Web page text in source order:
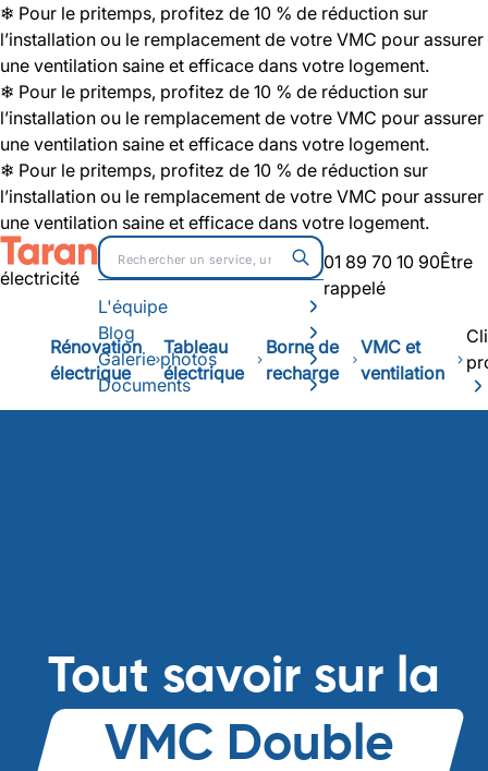
❄ Pour le pritemps, profitez de 10 % de réduction sur
l’installation ou le remplacement de votre VMC pour assurer
une ventilation saine et efficace dans votre logement.
❄ Pour le pritemps, profitez de 10 % de réduction sur
l’installation ou le remplacement de votre VMC pour assurer
une ventilation saine et efficace dans votre logement.
❄ Pour le pritemps, profitez de 10 % de réduction sur
l’installation ou le remplacement de votre VMC pour assurer
une ventilation saine et efficace dans votre logement.
électricité
L'équipe
Blog
Galerie photos
Documents
01 89 70 10 90Être
rappelé
Rénovation
électrique
Tableau
électrique
Borne de
recharge
VMC et
ventilation
Tout savoir sur la
VMC Double